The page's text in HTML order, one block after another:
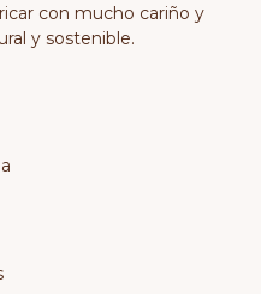
con mucho cariño y
y sostenible.